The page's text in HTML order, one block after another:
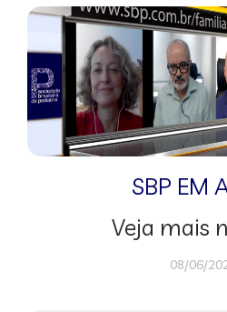
SBP EM
Veja mais
08/06/